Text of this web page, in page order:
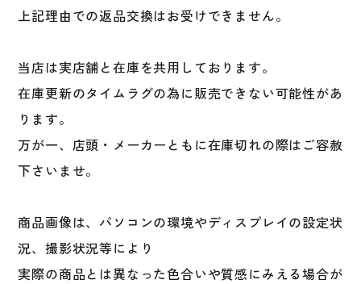
上記理由での返品交換はお受けできません。
当店は実店舗と在庫を共用しております。
在庫更新のタイムラグの為に販売できない可能性があ
ります。
万が一、店頭・メーカーともに在庫切れの際はご容赦
下さいませ。
商品画像は、パソコンの環境やディスプレイの設定状
況、撮影状況等により
実際の商品とは異なった色合いや質感にみえる場合が